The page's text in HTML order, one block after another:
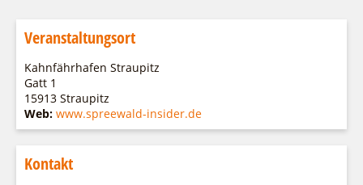
Veranstaltungsort
Kahnfährhafen Straupitz
Gatt 1
15913 Straupitz
Web: www.spreewald-insider.de
Kontakt